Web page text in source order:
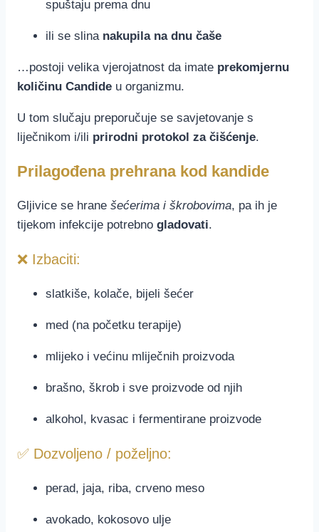
spuštaju prema dnu
ili se slina nakupila na dnu čaše
…postoji velika vjerojatnost da imate prekomjernu
količinu Candide u organizmu.
U tom slučaju preporučuje se savjetovanje s
liječnikom i/ili prirodni protokol za čišćenje.
Prilagođena prehrana kod kandide
Gljivice se hrane šećerima i škrobovima, pa ih je
tijekom infekcije potrebno gladovati.
❌ Izbaciti:
slatkiše, kolače, bijeli šećer
med (na početku terapije)
mlijeko i većinu mliječnih proizvoda
brašno, škrob i sve proizvode od njih
alkohol, kvasac i fermentirane proizvode
✅ Dozvoljeno / poželjno:
perad, jaja, riba, crveno meso
avokado, kokosovo ulje